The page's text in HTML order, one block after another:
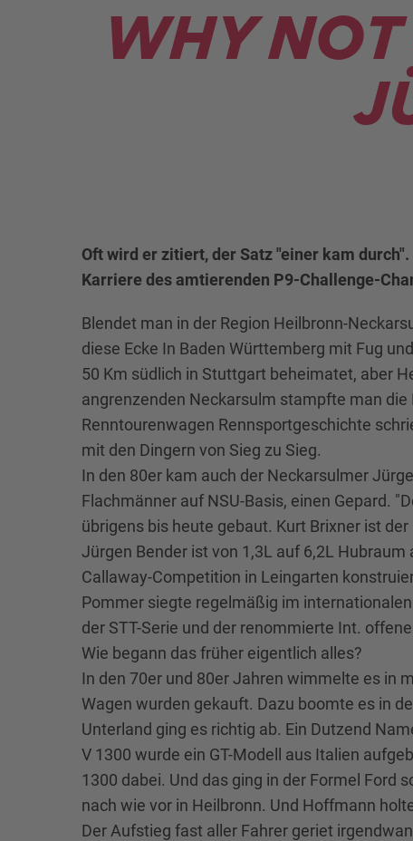
WHY NOT
Oft wird er zitiert, der Satz "einer kam
Karriere des amtierenden P9-Challenge-
Blendet man in der Region Heilbronn-
diese Ecke In Baden Württemberg mit Fug
50 Km südlich in Stuttgart beheimatet, aber
angrenzenden Neckarsulm stampfte man die
Renntourenwagen Rennsportgeschichte
mit den Dingern von Sieg zu Sieg.
In den 80er kam auch der Neckarsulmer
Flachmänner auf NSU-Basis, einen Gepard.
übrigens bis heute gebaut. Kurt Brixner ist
Jürgen Bender ist von 1,3L auf 6,2L
Callaway-Competition in Leingarten
Pommer siegte regelmäßig im
der STT-Serie und der renommierte Int.
Wie begann das früher eigentlich alles?
In den 70er und 80er Jahren wimmelte es in
Wagen wurden gekauft. Dazu boomte es in
Unterland ging es richtig ab. Ein Dutzend
V 1300 wurde ein GT-Modell aus Italien
1300 dabei. Und das ging in der Formel Ford
nach wie vor in Heilbronn. Und Hoffmann
Der Aufstieg fast aller Fahrer geriet